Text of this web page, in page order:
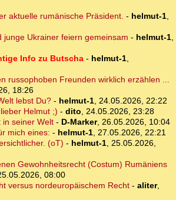
aktuelle rumänische Präsident. - helmut-1,
junge Ukrainer feiern gemeinsam - helmut-1,
Info zu Butscha- helmut-1,
russophoben Freunden wirklich erzählen ...
18:26
lebst Du?- helmut-1, 24.05.2026, 22:22
Helmut ;) - dito, 24.05.2026, 23:28
in seiner Welt- D-Marker, 26.05.2026, 10:04
mich eines: - helmut-1, 27.05.2026, 22:21
(oT) - helmut-1, 25.05.2026,
Gewohnheitsrecht (Costum) Rumäniens
08:00
versus nordeuropäischem Recht- aliter,